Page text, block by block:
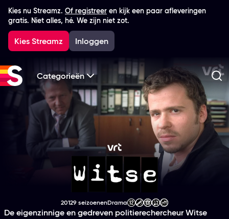
Kies nu Streamz. Of registreer en kijk een paar afleveringen
gratis. Niet alles, hé. We zijn niet zot.
Kies Streamz Inloggen
Categorieën
Witse
Productiejaar
20129 seizoenen Genre
Drama
Leeftijdsclassificatie
De eigenzinnige en gedreven politierechercheur Witse